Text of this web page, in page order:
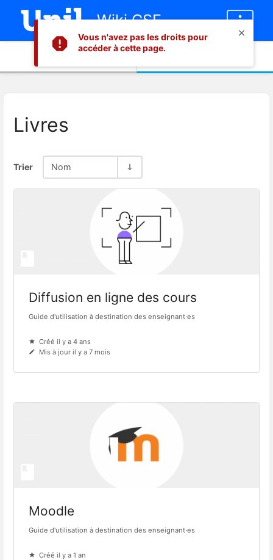
Vous n'avez pas les droits pour
accéder à cette page.
Wiki CSE
Livres
Trier Nom
Diffusion en ligne des cours
Guide d'utilisation à destination des enseignant·es
Créé il y a 4 ans
Mis à jour il y a 7 mois
Moodle
Guide d'utilisation à destination des enseignant·es
Créé il y a 1 an